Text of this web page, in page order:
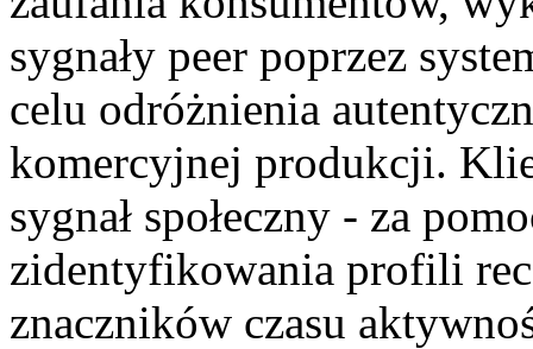
sygnały peer poprzez
celu odróżnienia
komercyjnej produkcji.
sygnał społeczny - za
zidentyfikowania profili
znaczników czasu